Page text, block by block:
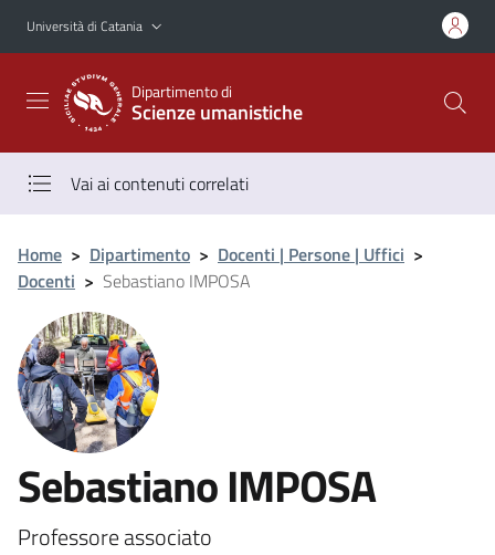
Vai al contenuto principale
Vai al menu di navigazione
Università di Catania
Dipartimento di
Scienze umanistiche
Vai ai contenuti correlati
Home > Dipartimento > Docenti | Persone | Uffici >
Docenti > Sebastiano IMPOSA
Sebastiano IMPOSA
Professore associato